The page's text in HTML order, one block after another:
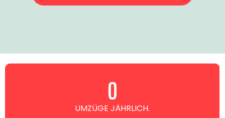
UMZÜGE JÄHRLICH.
0